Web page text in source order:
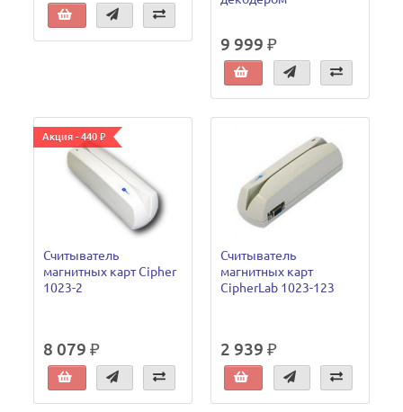
9 999 ₽
Акция - 440 ₽
Считыватель
магнитных карт Cipher
1023-2
8 079 ₽
Считыватель
магнитных карт
CipherLab 1023-123
2 939 ₽